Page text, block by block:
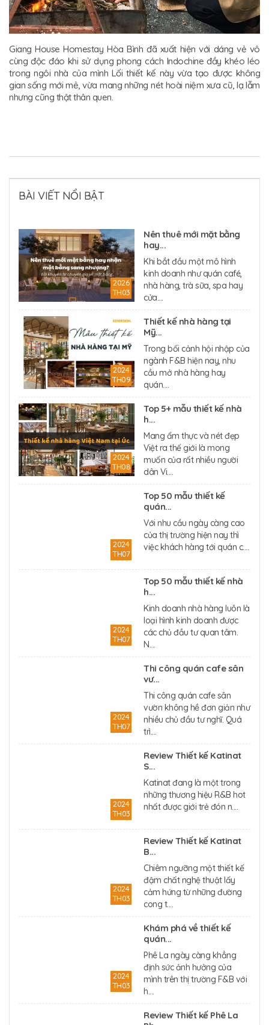
Giang House Homestay Hòa Bình đã xuất hiện với dáng vẻ vô
cùng độc đáo khi sử dụng phong cách Indochine đầy khéo léo
trong ngôi nhà của mình Lối thiết kế này vừa tạo được không
gian sống mới mẻ, vừa mang những nét hoài niệm xưa cũ, lạ lẫm
nhưng cũng thật thân quen.
BÀI VIẾT NỔI BẬT
2026
TH03
Nên thuê mới mặt bằng
hay...
Khi bắt đầu một mô hình
kinh doanh như quán café,
nhà hàng, trà sữa, spa hay
cửa....
2024
TH09
Thiết kế nhà hàng tại
Mỹ...
Trong bối cảnh hội nhập của
ngành F&B hiện nay, nhu
cầu mở nhà hàng hay
quán....
2024
TH08
Top 5+ mẫu thiết kế nhà
h...
Mang ẩm thực và nét đẹp
Việt ra thế giới là mong
muốn của rất nhiều người
dân Vi....
2024
TH07
Top 50 mẫu thiết kế
quán...
Với nhu cầu ngày càng cao
của thị trường hiện nay thì
việc khách hàng tới quán c....
2024
TH07
Top 50 mẫu thiết kế nhà
h...
Kinh doanh nhà hàng luôn là
loại hình kinh doanh được
các chủ đầu tư quan tâm.
N....
2024
TH07
Thi công quán cafe sân
vư...
Thi công quán cafe sân
vườn không hề đơn giản như
nhiều chủ đầu tư nghĩ. Quá
trì....
2024
TH03
Review Thiết kế Katinat
S...
Katinat đang là một trong
những thương hiệu R&B hot
nhất được giới trẻ đón n....
2024
TH03
Review Thiết kế Katinat
B...
Chiêm ngưỡng một thiết kế
đậm chất nghệ thuật lấy
cảm hứng từ những đường
cong t....
2024
TH03
Khám phá về thiết kế
quán...
Phê La ngày càng khẳng
định sức ảnh hưởng của
mình trên thị trường F&B với
h....
Review Thiết kế Phê La